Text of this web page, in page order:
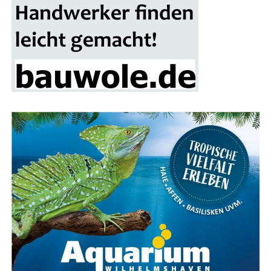
winn winkt. Alle Besu­cher erhal­ten mit ihrer Ein­tritts­
kar­te einen Teil­nah­me-Cou­pon, der in die Los­box auf
dem Mes­se­ge­län­de ein­ge­wor­fen wer­den kann. Die Ver­lo­
sung des Haupt­prei­ses erfolgt am Ende der Bau­mes­se-
Sai­son im nächs­ten Frühjahr.
Fokus auf Pho­to­vol­ta­ik und Solaranlagen
Ein beson­de­rer Schwer­punkt der Bau­mes­se Lin­gen liegt
auf alter­na­ti­ven Ener­gie­quel­len, ins­be­son­de­re Pho­to­
vol­ta­ik und Solar­an­la­gen. Über ein Dut­zend Aus­stel­ler
prä­sen­tie­ren ihre inno­va­ti­ven Lösun­gen für die Strom­
erzeu­gung und Heiz­sys­te­me mit Son­nen­en­er­gie. Ergän­
zend dazu gibt es Anbie­ter von Wär­me­pum­pen, Dämm­
ma­te­ria­li­en und Bera­tungs­diens­te für ener­ge­ti­sche
Sanierungen.
Das The­ma spie­gelt sich auch im kos­ten­frei­en Vor­trags­
pro­gramm wider, das an allen drei Mes­se­ta­gen statt­fin­